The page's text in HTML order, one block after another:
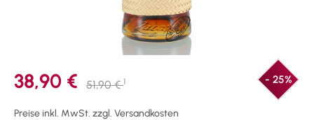
38,90 € 51,90 €1 - 25%
Preise inkl. MwSt. zzgl. Versandkosten